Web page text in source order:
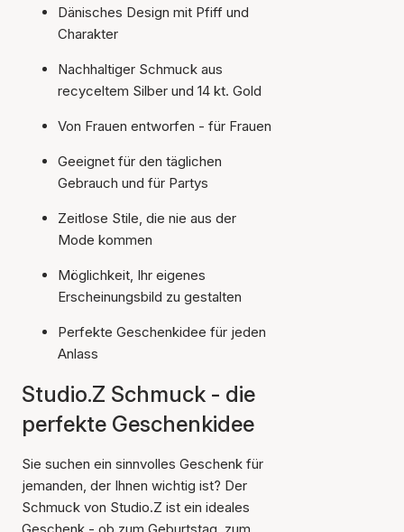
Dänisches Design mit Pfiff und
Charakter
Nachhaltiger Schmuck aus
recyceltem Silber und 14 kt. Gold
Von Frauen entworfen - für Frauen
Geeignet für den täglichen
Gebrauch und für Partys
Zeitlose Stile, die nie aus der
Mode kommen
Möglichkeit, Ihr eigenes
Erscheinungsbild zu gestalten
Perfekte Geschenkidee für jeden
Anlass
Studio.Z Schmuck - die
perfekte Geschenkidee
Sie suchen ein sinnvolles Geschenk für
jemanden, der Ihnen wichtig ist? Der
Schmuck von Studio.Z ist ein ideales